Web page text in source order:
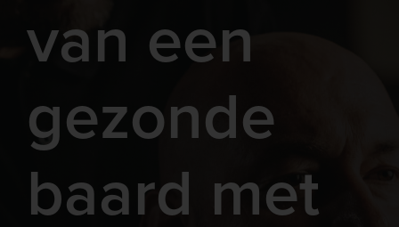
van een
gezonde
baard met